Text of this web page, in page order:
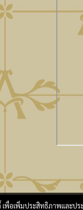
เพื่อเพิ่มประสิทธิภาพและป